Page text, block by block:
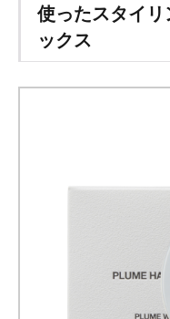
プ：
２
シャ
ト選
使ったスタイ
ックス